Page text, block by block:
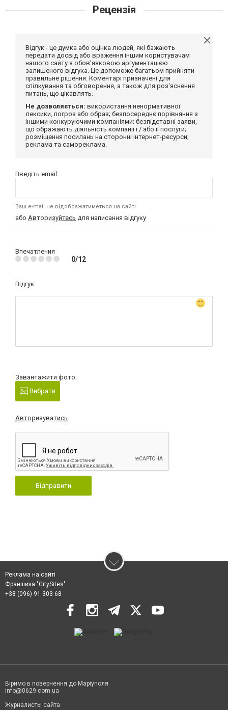
Рецензія
Відгук - це думка або оцінка людей, які бажають
передати досвід або враження іншим користувачам
нашого сайту з обов'язковою аргументацією
залишеного відгука. Це допоможе багатьом прийняти
правильне рішення. Коментарі призначені для
спілкування та обговорення, а також для роз'яснення
питань, що цікавлять.
Не дозволяється: використання ненормативної
лексики, погроз або образ; безпосереднє порівняння з
іншими конкуруючими компаніями; безпідставні заяви,
що ображають діяльність компанії і / або її послуги;
розміщення посилань на сторонні інтернет-ресурси;
реклама та самореклама.
Введіть email:
Ваш e-mail не відображатиметься на сайті
або Авторизуйтесь для написання відгуку
Впечатления
0/12
Відгук:
Завантажити фото:
Вибрати
Авторизуватись
Відправити
Реклама на сайті
Франшиза "CitySites"
+38 (096) 91 303 68
Віримо в повернення до Маріуполя
info@0629.com.ua
Журналисты сайта